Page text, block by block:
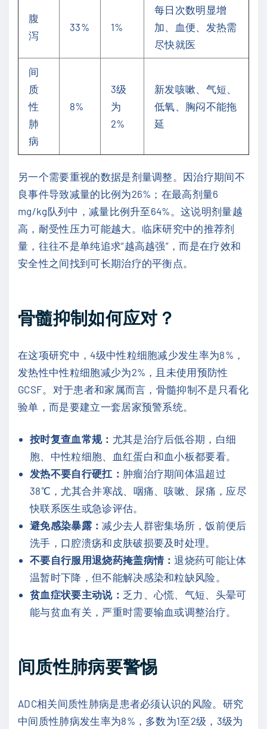
腹
泻
33% 1%
每日次数明显增
加、血便、发热需
尽快就医
间
质
性
肺
病
8%
3级
为
2%
新发咳嗽、气短、
低氧、胸闷不能拖
延
另一个需要重视的数据是剂量调整。因治疗期间不
良事件导致减量的比例为26%；在最高剂量6
mg/kg队列中，减量比例升至64%。这说明剂量越
高，耐受性压力可能越大。临床研究中的推荐剂
量，往往不是单纯追求“越高越强”，而是在疗效和
安全性之间找到可长期治疗的平衡点。
骨髓抑制如何应对？
在这项研究中，4级中性粒细胞减少发生率为8%，
发热性中性粒细胞减少为2%，且未使用预防性
GCSF。对于患者和家属而言，骨髓抑制不是只看化
验单，而是要建立一套居家预警系统。
按时复查血常规： 尤其是治疗后低谷期，白细
胞、中性粒细胞、血红蛋白和血小板都要看。
发热不要自行硬扛： 肿瘤治疗期间体温超过
38℃，尤其合并寒战、咽痛、咳嗽、尿痛，应尽
快联系医生或急诊评估。
避免感染暴露：减少去人群密集场所，饭前便后
洗手，口腔溃疡和皮肤破损要及时处理。
不要自行服用退烧药掩盖病情：退烧药可能让体
温暂时下降，但不能解决感染和粒缺风险。
贫血症状要主动说： 乏力、心慌、气短、头晕可
能与贫血有关，严重时需要输血或调整治疗。
间质性肺病要警惕
ADC相关间质性肺病是患者必须认识的风险。研究
中间质性肺病发生率为8%，多数为1至2级，3级为